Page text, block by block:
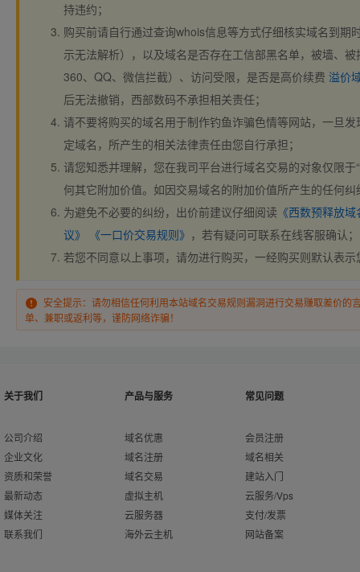
持违约；
购买前请自行通过查询whois信息等方式仔细核实域名到期
示无法解析），以及域名是否存在工信部黑名单，被墙、
360、QQ、微信拦截）、访问受限，是否是高价续费 溢价
后无法撤销，西部数码不承担相关责任；
请不要将购买的域名用于制作钓鱼诈骗色情等网站，一旦
定域名，所产生的相关法律责任由您自行承担；
请您知悉并理解，您在我司平台进行域名交易的对象仅限于
何其它附加价值。如因交易域名的附加价值所产生的任何
为避免不必要的纠纷，出价前建议仔细阅读 《西数预释放
议》
《一口价交易规则》 ，若有疑问可联系在线客服确认；
若您不同意以上事项，请勿进行购买，一经购买则默认表
安全提示：请勿相信任何利用本站域名交易规则漏洞进行交易赚取差价的
单、兼职或返利等，谨防网络诈骗！
关于我们
公司介绍
企业文化
资质和荣誉
最新动态
媒体关注
联系我们
产品与服务
域名优惠
域名注册
域名交易
虚拟主机
云服务器
海外云主机
常见问题
会员注册
域名相关
建站入门
云服务/Vps
支付/发票
网站备案